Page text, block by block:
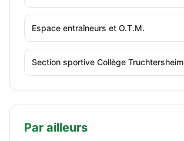
Espace entraîneurs et O.T.M.
Section sportive Collège Truchtersheim
Par ailleurs